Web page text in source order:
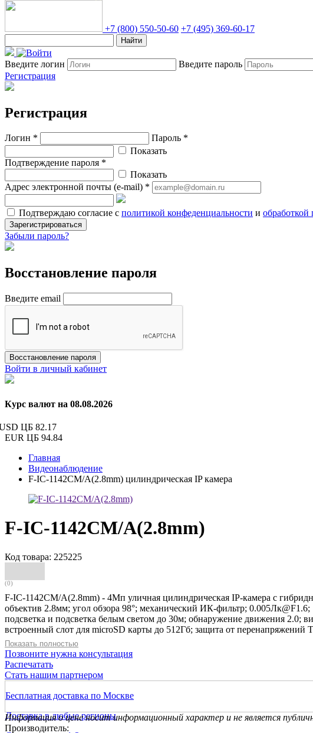
+7 (800) 550-50-60 +7 (495) 369-60-17
Найти
Введите логин Введите пароль
Регистрация
Регистрация
Логин *
Пароль *
Показать
Подтверждение пароля *
Показать
Адрес электронной почты (e-mail) *
Подтверждаю согласие с политикой конфеденциальности и
Зарегистрироваться
Забыли пароль?
Восстановление пароля
Введите email
Восстановление пароля
Войти в личный кабинет
Курс валют на 08.08.2026
ЦБ 82.17
EUR ЦБ 94.84
Главная
Видеонаблюдение
F-IC-1142CM/A(2.8mm) цилиндрическая IP камера
F-IC-1142CM/A(2.8mm)
Код товара: 225225
(0)
F-IC-1142CM/A(2.8mm) - 4Мп уличная цилиндрическая IP-камера с
объектив 2.8мм; угол обзора 98°; механический ИК-фильтр;
подсветка и подсветка белым светом до 30м; обнаружение движения
встроенный слот для microSD карты до 512Гб; защита от
Показать полностью
Позвоните нужна консультация
Распечатать
Стать нашим партнером
Бесплатная доставка по Москве
Доставка в любые регионы
Информация о цене носит информационный характер и не является
Производитель: